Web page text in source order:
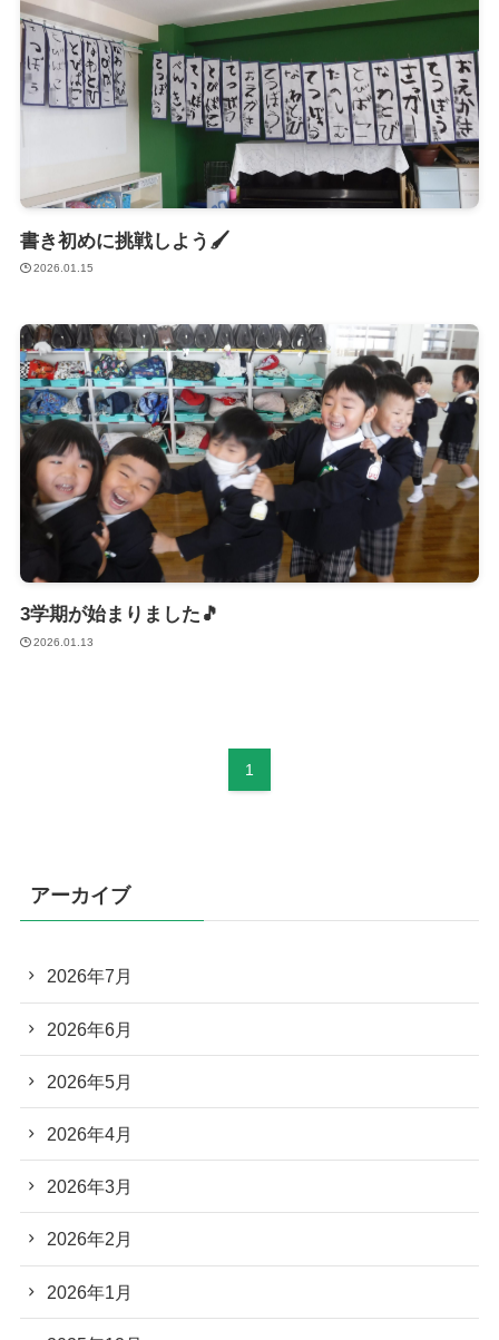
書き初めに挑戦しよう🖌
2026.01.15
3学期が始まりました🎵
2026.01.13
1
アーカイブ
2026年7月
2026年6月
2026年5月
2026年4月
2026年3月
2026年2月
2026年1月